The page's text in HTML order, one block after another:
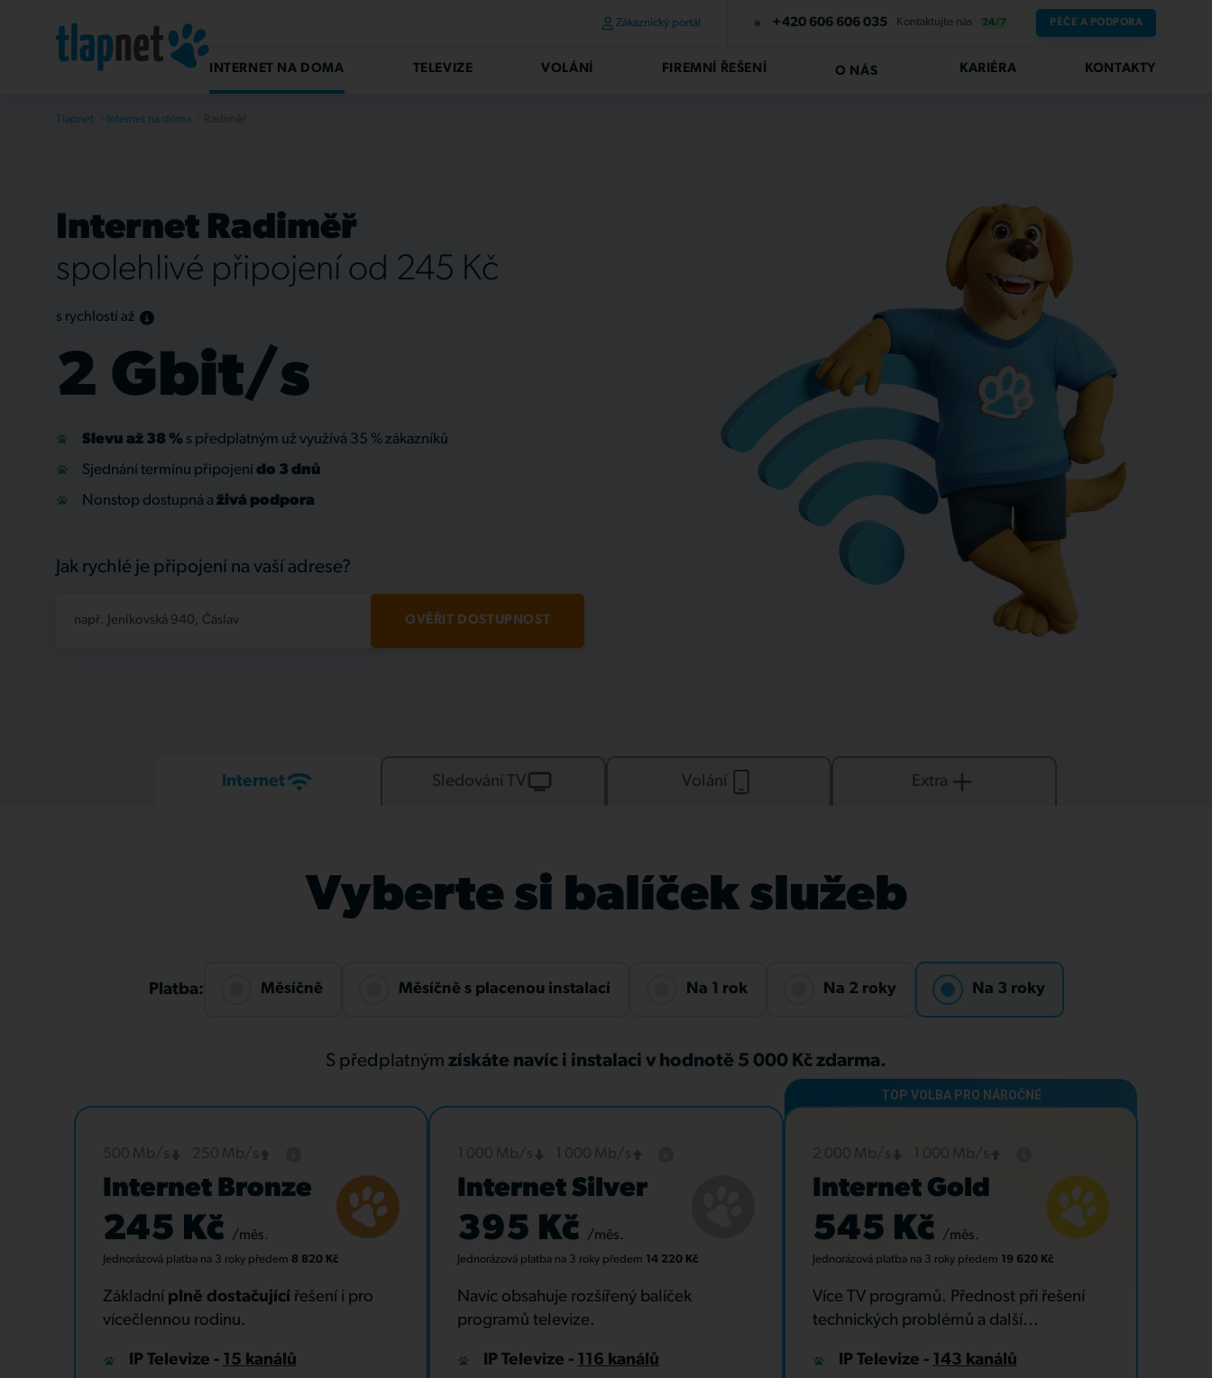
Zákaznický portál +420 606 606 035 Kontaktujte nás 24/7 PÉČE A PODPORA
INTERNET NA DOMA TELEVIZE VOLÁNÍ FIREMNÍ ŘEŠENÍ O NÁS KARIÉRA KONTAKTY
Tlapnet Internet na doma
Internet Radiměř
spolehlivé připojení od 245 Kč
s rychlostí až
2 Gbit/s
Slevu až 38 % s předplatným už využívá 35 % zákazníků
Sjednání termínu připojení do 3 dnů
Nonstop dostupná a živá podpora
Jak rychlé je připojení na vaší adrese?
např. Jeníkovská 940, Čáslav OVĚŘIT DOSTUPNOST
Internet Sledování TV Volání Extra
Vyberte si balíček služeb
Platba: Měsíčně Měsíčně s placenou instalací Na 1 rok Na 2 roky Na 3 roky
S předplatným získáte navíc i instalaci v hodnotě 5 000 Kč zdarma.
Internet Bronze
245 Kč /měs.
Jednorázová platba na 3 rokypředem 8 820 Kč
Základní plně dostačující řešení i pro
vícečlennou rodinu.
IP Televize - 15 kanálů
Internet Silver
395 Kč /měs.
Jednorázová platba na 3 roky předem 14 220 Kč
Navíc obsahuje rozšířený balíček
programů televize.
IP Televize - 116 kanálů
Internet Gold
545 Kč /měs.
Jednorázová platba na 3 rokypředem 19 620 Kč
Více TV programů. Přednost při řešení
technických problémů a další...
IP Televize - 143 kanálů